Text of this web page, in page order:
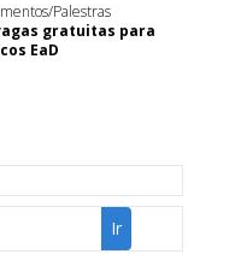
Palestras
gratuitas para
EaD